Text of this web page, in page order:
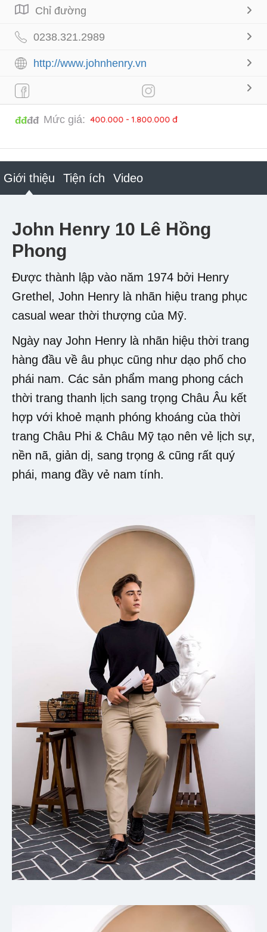
Chỉ đường
0238.321.2989
http://www.johnhenry.vn
đđđđ Mức giá: 400.000 - 1.800.000 đ
Giới thiệu Tiện ích Video
John Henry 10 Lê Hồng
Phong
Được thành lập vào năm 1974 bởi Henry
Grethel, John Henry là nhãn hiệu trang phục
casual wear thời thượng của Mỹ.
Ngày nay John Henry là nhãn hiệu thời trang
hàng đầu về âu phục cũng như dạo phố cho
phái nam. Các sản phẩm mang phong cách
thời trang thanh lịch sang trọng Châu Âu kết
hợp với khoẻ mạnh phóng khoáng của thời
trang Châu Phi & Châu Mỹ tạo nên vẻ lịch sự,
nền nã, giản dị, sang trọng & cũng rất quý
phái, mang đầy vẻ nam tính.